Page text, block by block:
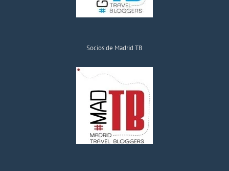
Socios de Madrid TB